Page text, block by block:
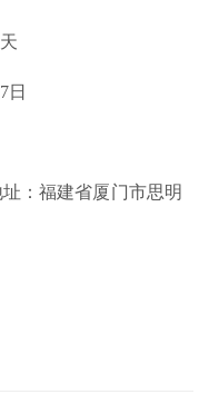
日
：福建省厦门市思明